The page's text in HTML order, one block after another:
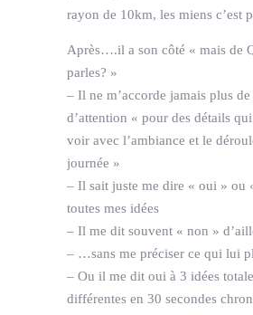
rayon de 10km, les miens c’est
Après….il a son côté « mais de
parles? »
– Il ne m’accorde jamais plus
d’attention « pour des détails
voir avec l’ambiance et le
journée »
– Il sait juste me dire « oui » ou
toutes mes idées
– Il me dit souvent « non »
– …sans me préciser ce qui lui
– Ou il me dit oui à 3 idées
différentes en 30 secondes